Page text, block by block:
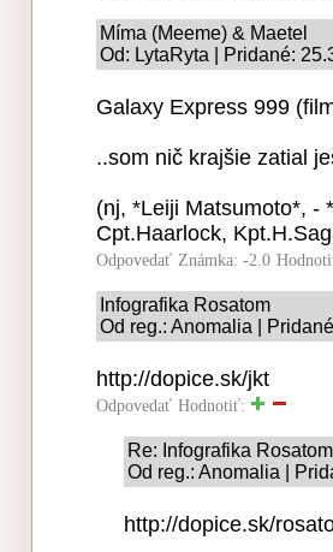
Míma (Meeme) & Maetel
Od: LytaRyta | Pridané:
Galaxy Express 999
..som nič krajšie zatial
(nj, *Leiji Matsumoto*, -
Cpt.Haarlock,
Odpovedať Známka: -2.0
Infografika Rosatom
Od reg.: Anomalia |
http://dopice.sk/jkt
Odpovedať Hodnotiť:
Re: Infografika Rosatom
Od reg.: Anomalia |
http://dopice.sk/